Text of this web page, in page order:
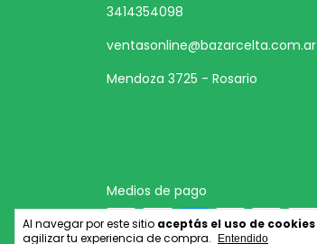
Al navegar por este sitio aceptás el uso de cookies
agilizar tu experiencia de compra.
Entendido
3414354098
ventasonline@bazarcelta.com.ar
Mendoza 3725 - Rosario
Medios de pago